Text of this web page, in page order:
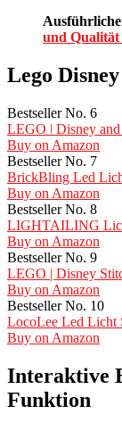
und Qualität
Lego
Bestseller No. 6
LEGO ǀ Disney
Buy on Amazon
Bestseller No. 7
BrickBling Led
Buy on Amazon
Bestseller No. 8
LIGHTAILING
Buy on Amazon
Bestseller No. 9
LEGO | Disney
Buy on Amazon
Bestseller No. 10
LocoLee Led Licht
Buy on Amazon
Interaktive
Funktion